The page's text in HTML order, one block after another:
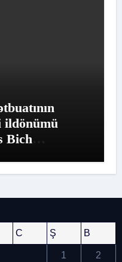
ildönümü
Bich
C Ş B
1 2